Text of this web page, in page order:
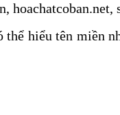
hiểu tên miền